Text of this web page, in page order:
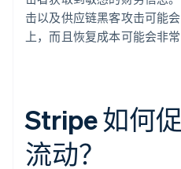
击以及供应链黑客攻击可能
上，而且恢复成本可能会非常
Stripe 如何
流动？